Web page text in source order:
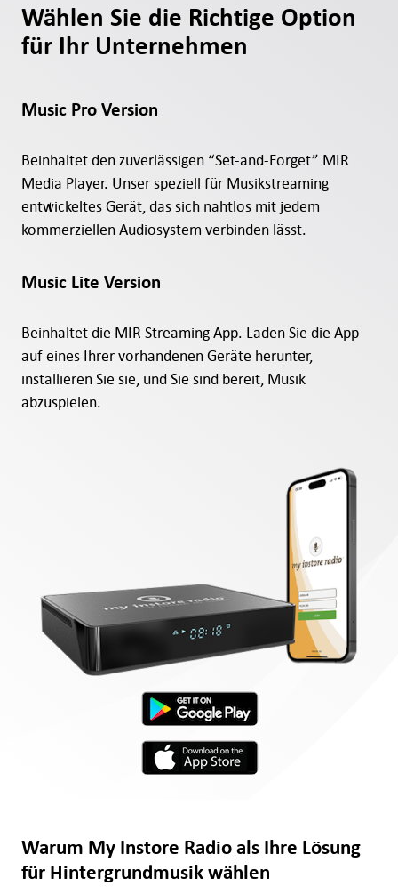
Wählen Sie die Richtige Option
für Ihr Unternehmen
Music Pro Version
Beinhaltet den zuverlässigen “Set-and-Forget” MIR
Media Player. Unser speziell für Musikstreaming
entwickeltes Gerät, das sich nahtlos mit jedem
kommerziellen Audiosystem verbinden lässt.
Music Lite Version
Beinhaltet die MIR Streaming App. Laden Sie die App
auf eines Ihrer vorhandenen Geräte herunter,
installieren Sie sie, und Sie sind bereit, Musik
abzuspielen.
Warum My Instore Radio als Ihre Lösung
für Hintergrundmusik wählen